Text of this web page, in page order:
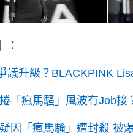
：
議升級？BLACKPINK
「瘋馬騷」風波冇Job
因「瘋馬騷」遭封殺 被